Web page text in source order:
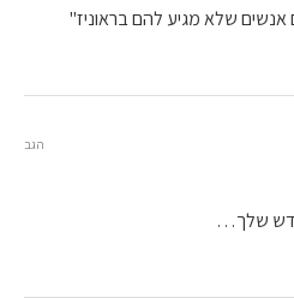
שלא מגיע להם בראוניז"
שלך…
הגב